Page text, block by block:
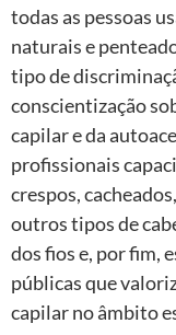
todas as pessoas
naturais e
tipo de
conscientização
capilar e da
profissionais
crespos,
outros tipos de
dos fios e, por fim,
públicas que
capilar no âmbito